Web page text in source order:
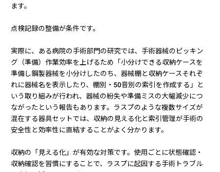
ます。
点検記録の整備が条件です。
実際に、ある病院の手術部門の研究では、手術器械のピッキン
グ（準備）作業効率を上げるため「小分けできる収納ケースを
準備し鋼製器械を小分けしたのち、器械棚と収納ケースそれぞ
れに器械名を表示したり、棚別・50音別の索引を作成する」と
いう取り組みが行われ、器械の紛失や準備ミスの大幅減少につ
ながったという報告もあります。ラスプのような複数サイズが
混在する器具セットでは、収納の見える化と索引管理が手術の
安全性と効率性に直結することがよく分かります。
収納の「見える化」が有効な対策です。使用ごとに状態確認・
収納確認を習慣にすることで、ラスプに起因する手術トラブル